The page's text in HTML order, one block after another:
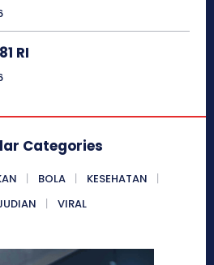
RI
Categories
BOLA
KESEHATAN
VIRAL